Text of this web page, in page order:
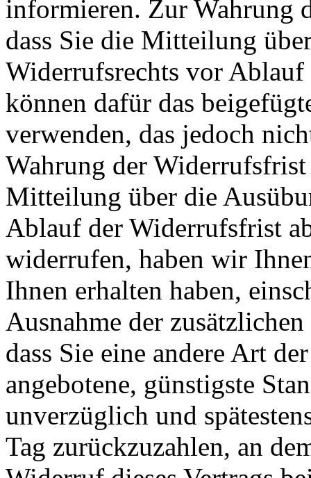
informieren. Zur Wahrung
dass Sie die Mitteilung
Widerrufsrechts vor
können dafür das
verwenden, das jedoch
Wahrung der Widerrufsfrist
Mitteilung über die
Ablauf der Widerrufsfrist
widerrufen, haben wir
Ihnen erhalten haben,
Ausnahme der
dass Sie eine andere Art
angebotene, günstigste
unverzüglich und
Tag zurückzuzahlen, an